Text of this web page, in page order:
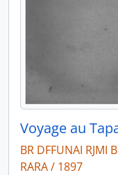
BR DFFUNAI RJMI
RARA / 1897